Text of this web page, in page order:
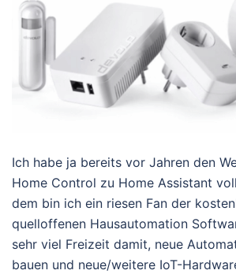
Ich habe ja bereits vor Jahren den
Home Control zu Home Assistant
dem bin ich ein riesen Fan der
quelloffenen Hausautomation
sehr viel Freizeit damit, neue
bauen und neue/weitere IoT-